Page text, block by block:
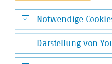
ENERGIEWIRTSCHAFT
WASSER/
Notwendige
Notwendige Cookies
Darstellung von
Darstellung von